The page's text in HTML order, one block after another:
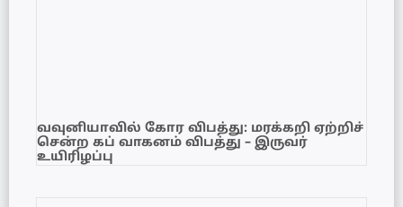
வவுனியாவில் கோர விபத்து: மரக்கறி ஏற்றிச்
சென்ற கப் வாகனம் விபத்து – இருவர்
உயிரிழப்பு